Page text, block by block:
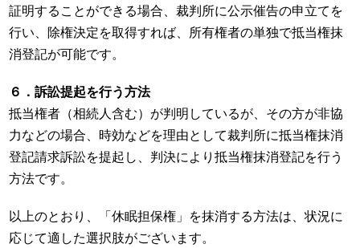
証明することができる場合、裁判所に公示催告の申立てを
行い、除権決定を取得すれば、所有権者の単独で抵当権抹
消登記が可能です。
６．訴訟提起を行う方法
抵当権者（相続人含む）が判明しているが、その方が非協
力などの場合、時効などを理由として裁判所に抵当権抹消
登記請求訴訟を提起し、判決により抵当権抹消登記を行う
方法です。
以上のとおり、「休眠担保権」を抹消する方法は、状況に
応じて適した選択肢がございます。